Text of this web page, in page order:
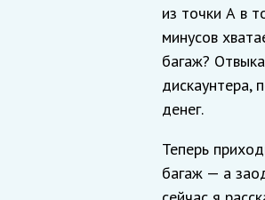
из точки А в
минусов
багаж?
дискаунтера,
денег.
Теперь
багаж — а